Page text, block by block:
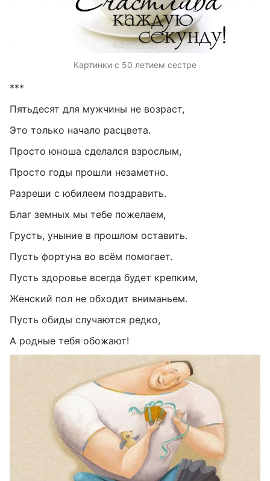
Картинки с 50 летием сестре
***
Пятьдесят для мужчины не возраст,
Это только начало расцвета.
Просто юноша сделался взрослым,
Просто годы прошли незаметно.
Разреши с юбилеем поздравить.
Благ земных мы тебе пожелаем,
Грусть, уныние в прошлом оставить.
Пусть фортуна во всём помогает.
Пусть здоровье всегда будет крепким,
Женский пол не обходит вниманьем.
Пусть обиды случаются редко,
А родные тебя обожают!